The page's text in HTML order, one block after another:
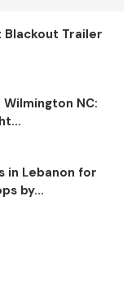
Blackout Trailer
NC:
in Lebanon for
by...